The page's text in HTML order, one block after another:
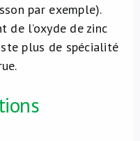
par exemple).
de l’oxyde de zinc
plus de spécialité